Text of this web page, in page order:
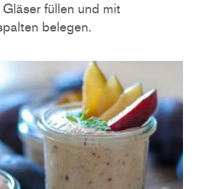
füllen und mit
belegen.